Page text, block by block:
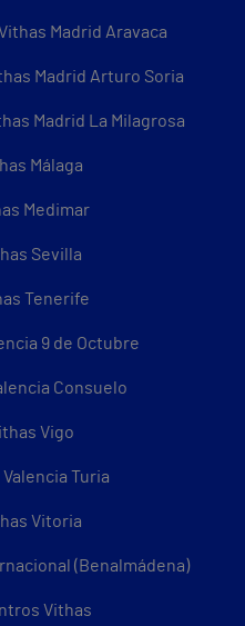
Madrid Aravaca
Madrid Arturo Soria
Madrid La Milagrosa
Málaga
Medimar
Sevilla
Tenerife
9 de Octubre
Consuelo
Vigo
Turia
Vitoria
(Benalmádena)
Vithas